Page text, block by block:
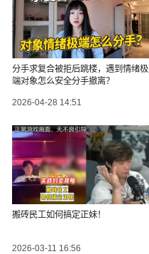
分手求复合被拒后跳楼，遇到情绪极
端对象怎么安全分手撤离？
2026-04-28 14:51
搬砖民工如何搞定正妹！
2026-03-11 16:56